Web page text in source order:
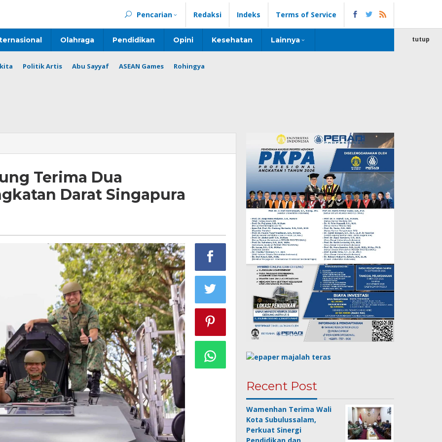
Pencarian Redaksi Indeks Terms of Service
Olahraga Pendidikan Opini Kesehatan Lainnya
Politik Artis Abu Sayyaf ASEAN Games Rohingya
tutup
Terima Dua
Darat Singapura
Recent Post
Wamenhan Terima Wali
Kota Subulussalam,
Perkuat Sinergi